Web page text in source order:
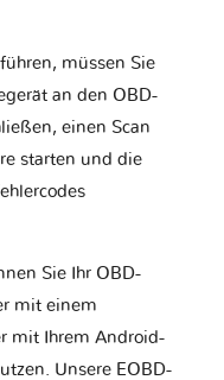
müssen Sie
an den OBD-
einen Scan
starten und die
Sie Ihr OBD-
mit einem
mit Ihrem Android-
Unsere EOBD-